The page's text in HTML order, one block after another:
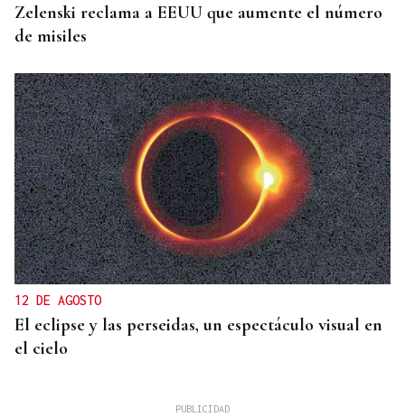
Zelenski reclama a EEUU que aumente el número
de misiles
12 DE AGOSTO
El eclipse y las perseidas, un espectáculo visual en
el cielo